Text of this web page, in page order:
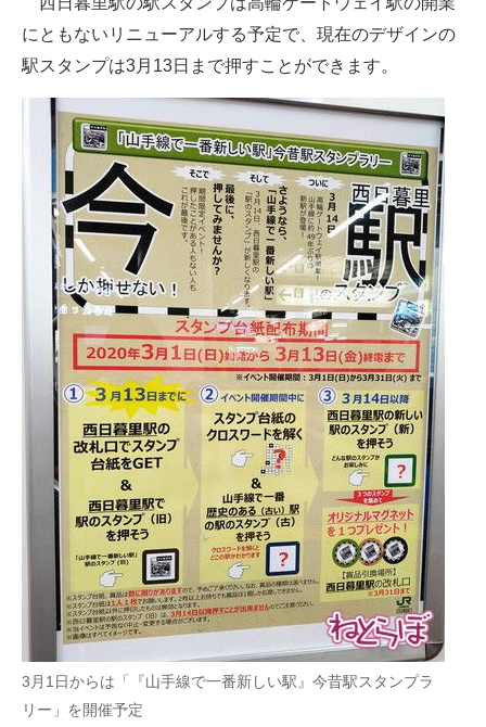
にともないリニューアルする予定で、現在のデザインの
駅スタンプは3月13日まで押すことができます。
3月1日からは「『山手線で一番新しい駅』今昔駅スタンプラ
リー」を開催予定